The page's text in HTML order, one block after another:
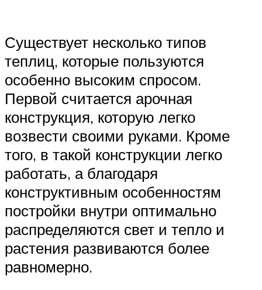
Существует несколько типов
теплиц, которые пользуются
особенно высоким спросом.
Первой считается арочная
конструкция, которую легко
возвести своими руками. Кроме
того, в такой конструкции легко
работать, а благодаря
конструктивным особенностям
постройки внутри оптимально
распределяются свет и тепло и
растения развиваются более
равномерно.